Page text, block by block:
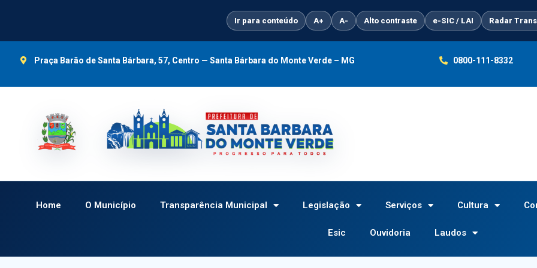
Ir para conteúdo A+ A- Alto contraste e-SIC / LAI Radar
Praça Barão de Santa Bárbara, 57, Centro — Santa Bárbara do Monte Verde – MG 0800-111-8332
Home O Município Transparência Municipal Legislação Serviços Cultura
Esic Ouvidoria Laudos